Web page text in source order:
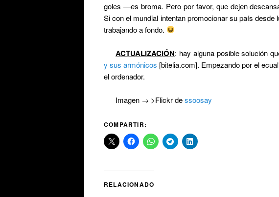
goles —es broma. Pero por favor, que dejen
Si con el mundial intentan promocionar su país
trabajando a fondo.
ACTUALIZACIÓN: hay alguna posible solución
y sus armónicos [bitelia.com]. Empezando por el
el ordenador.
Imagen → >Flickr dessoosay
COMPARTIR:
RELACIONADO